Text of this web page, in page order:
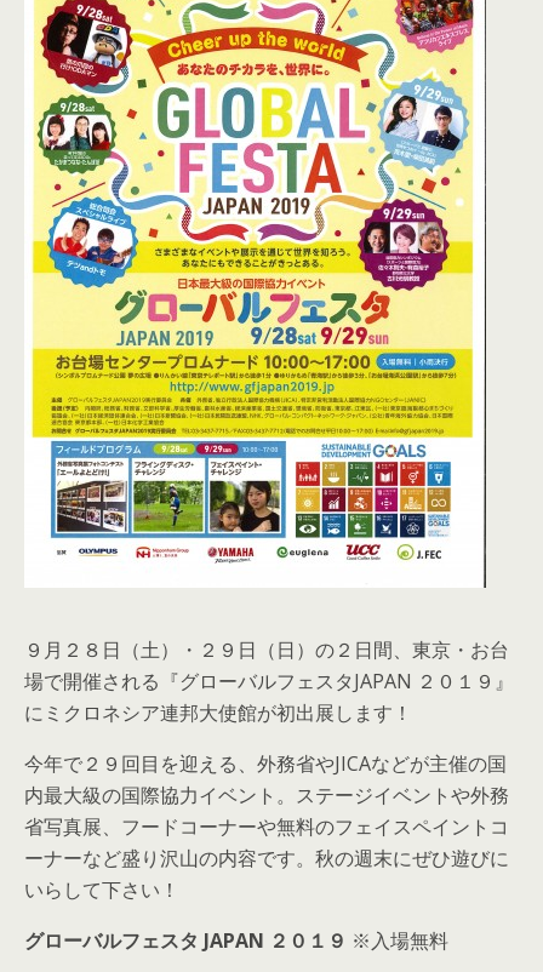
９月２８日（土）・２９日（日）の２日間、東京・お台
場で開催される『グローバルフェスタJAPAN ２０１９』
にミクロネシア連邦大使館が初出展します！
今年で２９回目を迎える、外務省やJICAなどが主催の国
内最大級の国際協力イベント。ステージイベントや外務
省写真展、フードコーナーや無料のフェイスペイントコ
ーナーなど盛り沢山の内容です。秋の週末にぜひ遊びに
いらして下さい！
グローバルフェスタ JAPAN ２０１９ ※入場無料